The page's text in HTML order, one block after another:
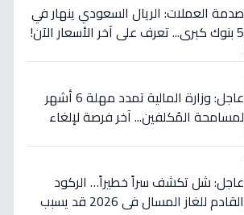
صدمة العملات: الريال السعودي ينهار في
5 بنوك كبرى... تعرف على آخر الأسعار الآن!
عاجل: وزارة المالية تمدد مهلة 6 أشهر
لمسامحة المُكلفين... آخر فرصة لإلغاء
عاجل: شل تكشف سراً خطيراً… الركود
القادم للغاز المسال في 2026 قد يسبب